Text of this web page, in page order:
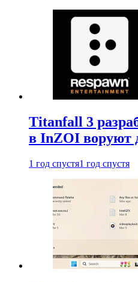
Titanfall 3
в InZOI воруют
1 год спустя1 год спустя